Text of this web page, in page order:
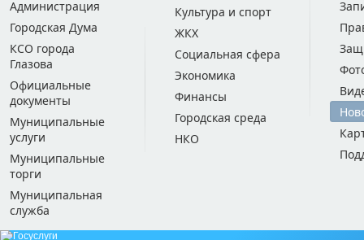
Администрация
Городская Дума
КСО города
Глазова
Официальные
документы
Муниципальные
услуги
Муниципальные
торги
Муниципальная
служба
Культура и спорт
ЖКХ
Социальная сфера
Экономика
Финансы
Городская среда
НКО